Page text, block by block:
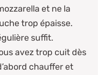
et ne la
trop épaisse.
suffit.
avez trop cuit dès
chauffer et